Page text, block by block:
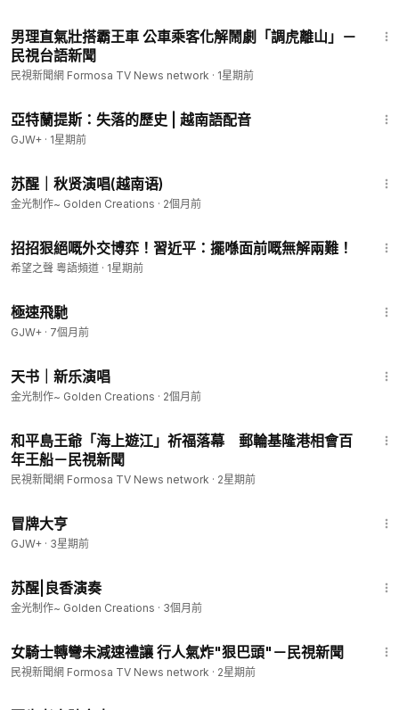
男理直氣壯搭霸王車 公車乘客化解鬧劇「調虎離山」－
民視台語新聞
民視新聞網 Formosa TV News network · 1星期前
亞特蘭提斯：失落的歷史 | 越南語配音
GJW+ · 1星期前
苏醒｜秋贤演唱(越南语)
金光制作~ Golden Creations · 2個月前
招招狠絕嘅外交博弈！習近平：擺喺面前嘅無解兩難！
希望之聲 粵語頻道 · 1星期前
極速飛馳
GJW+ · 7個月前
天书｜新乐演唱
金光制作~ Golden Creations · 2個月前
和平島王爺「海上遊江」祈福落幕 郵輪基隆港相會百
年王船－民視新聞
民視新聞網 Formosa TV News network · 2星期前
冒牌大亨
GJW+ · 3星期前
苏醒|良香演奏
金光制作~ Golden Creations · 3個月前
女騎士轉彎未減速禮讓 行人氣炸"狠巴頭"－民視新聞
民視新聞網 Formosa TV News network · 2星期前